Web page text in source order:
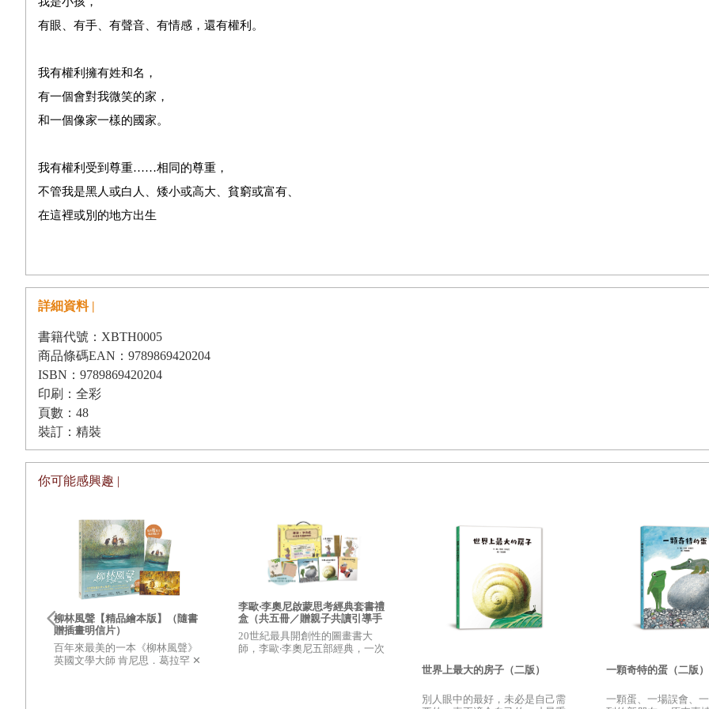
有眼、有手、有聲音、有情感，還有權利。
我有權利擁有姓和名，
有一個會對我微笑的家，
和一個像家一樣的國家。
我有權利受到尊重……相同的尊重，
不管我是黑人或白人、矮小或高大、貧窮或富有、
在這裡或別的地方出生
詳細資料 |
書籍代號：XBTH0005
商品條碼EAN：9789869420204
ISBN：9789869420204
印刷：全彩
頁數：48
裝訂：精裝
你可能感興趣 |
柳林風聲【精品繪本版】（隨書
贈插畫明信片）
百年來最美的一本《柳林風聲》
英國文學大師 肯尼思．葛拉罕 ✕
李歐‧李奧尼啟蒙思考經典套書禮
盒（共五冊／贈親子共讀引導手
冊+創意DIY色紙組）
20世紀最具開創性的圖畫書大
師，李歐‧李奧尼五部經典，一次
世界上最大的房子（二版）
別人眼中的最好，未必是自己需
一顆奇特的蛋（二版）
一顆蛋、一場誤會、